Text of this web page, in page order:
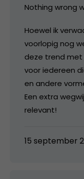
Nothing wrong
Hoewel ik
voorlopig nog
deze trend met
voor iedereen
en andere
Een extra
relevant!
15 september